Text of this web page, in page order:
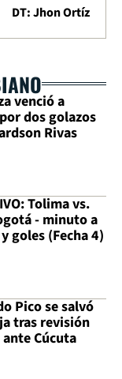
DT: Jhon Ortíz
venció a
dos golazos
Rivas
Tolima vs.
- minuto a
goles (Fecha 4)
Pico se salvó
tras revisión
ante Cúcuta